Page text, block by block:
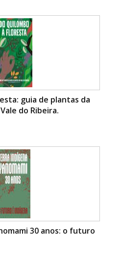
guia de plantas da
do Ribeira.
30 anos: o futuro